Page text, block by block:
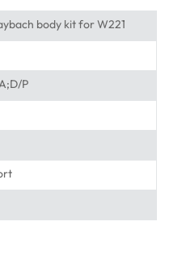
body kit for W221
P